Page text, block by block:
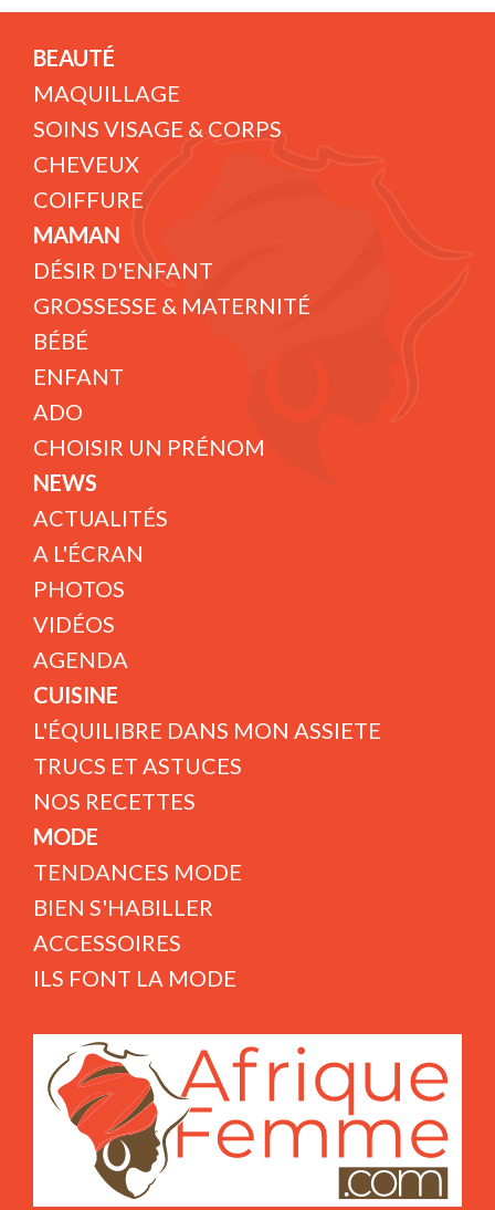
BEAUTÉ
MAQUILLAGE
SOINS VISAGE & CORPS
CHEVEUX
COIFFURE
MAMAN
DÉSIR D'ENFANT
GROSSESSE & MATERNITÉ
BÉBÉ
ENFANT
ADO
CHOISIR UN PRÉNOM
NEWS
ACTUALITÉS
A L'ÉCRAN
PHOTOS
VIDÉOS
AGENDA
CUISINE
L'ÉQUILIBRE DANS MON ASSIETE
TRUCS ET ASTUCES
NOS RECETTES
MODE
TENDANCES MODE
BIEN S'HABILLER
ACCESSOIRES
ILS FONT LA MODE